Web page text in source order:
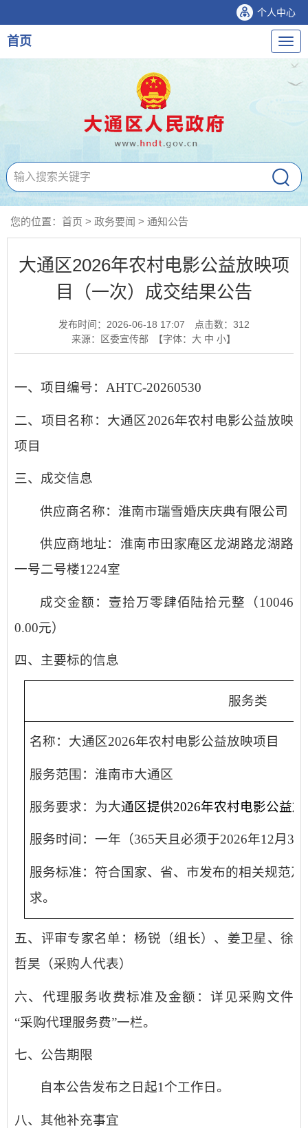
个人中心
导
航
首页
您的位置： 首页 > 政务要闻 > 通知公告
大通区2026年农村电影公益放映项
目（一次）成交结果公告
发布时间：2026-06-18 17:07 点击数： 312
来源：区委宣传部
【字体： 大 中 小】
一、 项目编号： AHTC-20260530
二、 项 目名称 ： 大通区2026年农村电影公益放映
项目
三、成交信息
供应商名称： 淮南市瑞雪婚庆庆典有限公司
供应商地址： 淮南市田家庵区龙湖路龙湖路
一号二号楼1224室
成交金额 ： 壹拾万零肆佰陆拾元整（10046
0.00元）
四、主要标的信息
服务类
名称： 大通区2026年农村电影公益放映项目
服务范围：淮南市大通区
服务要求： 为大通区提供2026年农村电影公益放
服务时间：一年（365天且必须于2026年12月31
服务标准：符合国家、省、市发布的相关规范
求。
五、评审专家名单 ：杨锐 （组长）、 姜卫星、徐
哲昊（采购人代表）
六、代理服务收费标准及金额 ：详见采购文件
“采购代理服务费”一栏。
七、公告期限
自本公告发布之日起1个工作日。
八、其他补充事宜